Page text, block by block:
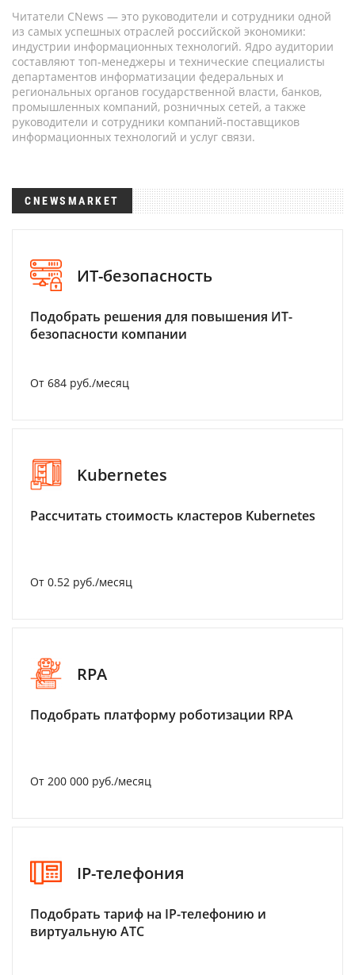
Читатели CNews — это руководители и сотрудники одной
из самых успешных отраслей российской экономики:
индустрии информационных технологий. Ядро аудитории
составляют топ-менеджеры и технические специалисты
департаментов информатизации федеральных и
региональных органов государственной власти, банков,
промышленных компаний, розничных сетей, а также
руководители и сотрудники компаний-поставщиков
информационных технологий и услуг связи.
CNEWSMARKET
ИТ-безопасность
Подобрать решения для повышения ИТ-
безопасности компании
От 684 руб./месяц
Kubernetes
Рассчитать стоимость кластеров Kubernetes
От 0.52 руб./месяц
RPA
Подобрать платформу роботизации RPA
От 200 000 руб./месяц
IP-телефония
Подобрать тариф на IP-телефонию и
виртуальную АТС